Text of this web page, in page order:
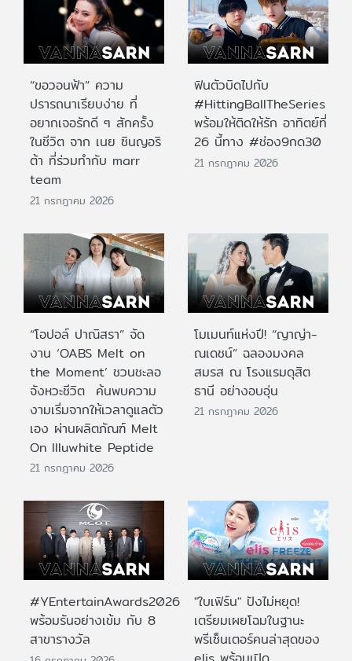
“ขอวอนฟ้า” ความ
ปรารถนาเรียบง่าย ที่
อยากเจอรักดี ๆ สักครั้ง
ในชีวิต จาก เนย ซินญอริ
ต้า ที่ร่วมทำกับ marr
team
21 กรกฎาคม 2026
ฟินตัวบิดไปกับ
#HittingBallTheSeries
พร้อมให้ติดให้รัก อาทิตย์ที่
26 นี้ทาง #ช่อง9กด30
21 กรกฎาคม 2026
“โอปอล์ ปาณิสรา” จัด
งาน ‘OABS Melt on
the Moment’ ชวนชะลอ
จังหวะชีวิต ค้นพบความ
งามเริ่มจากให้เวลาดูแลตัว
เอง ผ่านผลิตภัณฑ์ Melt
On Illuwhite Peptide
21 กรกฎาคม 2026
โมเมนท์แห่งปี! “ญาญ่า-
ณเดชน์” ฉลองมงคล
สมรส ณ โรงแรมดุสิต
ธานี อย่างอบอุ่น
21 กรกฎาคม 2026
#YEntertainAwards2026
พร้อมรันอย่างเข้ม กับ 8
สาขารางวัล
"ใบเฟิร์น" ปังไม่หยุด!
เตรียมเผยโฉมในฐานะ
พรีเซ็นเตอร์คนล่าสุดของ